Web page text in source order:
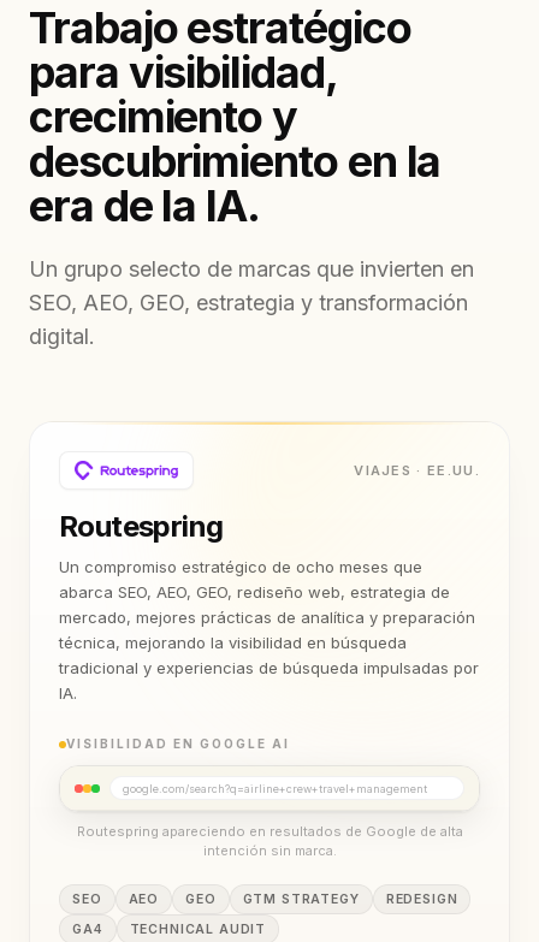
Trabajo estratégico
para visibilidad,
crecimiento y
descubrimiento en la
era de la IA.
Un grupo selecto de marcas que invierten en
SEO, AEO, GEO, estrategia y transformación
digital.
VIAJES · EE.UU.
Routespring
Un compromiso estratégico de ocho meses que
abarca SEO, AEO, GEO, rediseño web, estrategia de
mercado, mejores prácticas de analítica y preparación
técnica, mejorando la visibilidad en búsqueda
tradicional y experiencias de búsqueda impulsadas por
IA.
VISIBILIDAD EN GOOGLE AI
google.com/search?q=airline+crew+travel+management
Routespring apareciendo en resultados de Google de alta
intención sin marca.
SEO AEO GEO GTM STRATEGY
REDESIGN
GA4
TECHNICAL AUDIT